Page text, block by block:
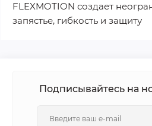
FLEXMOTION создает
запястье, гибкость и защиту
Подписывайтесь на